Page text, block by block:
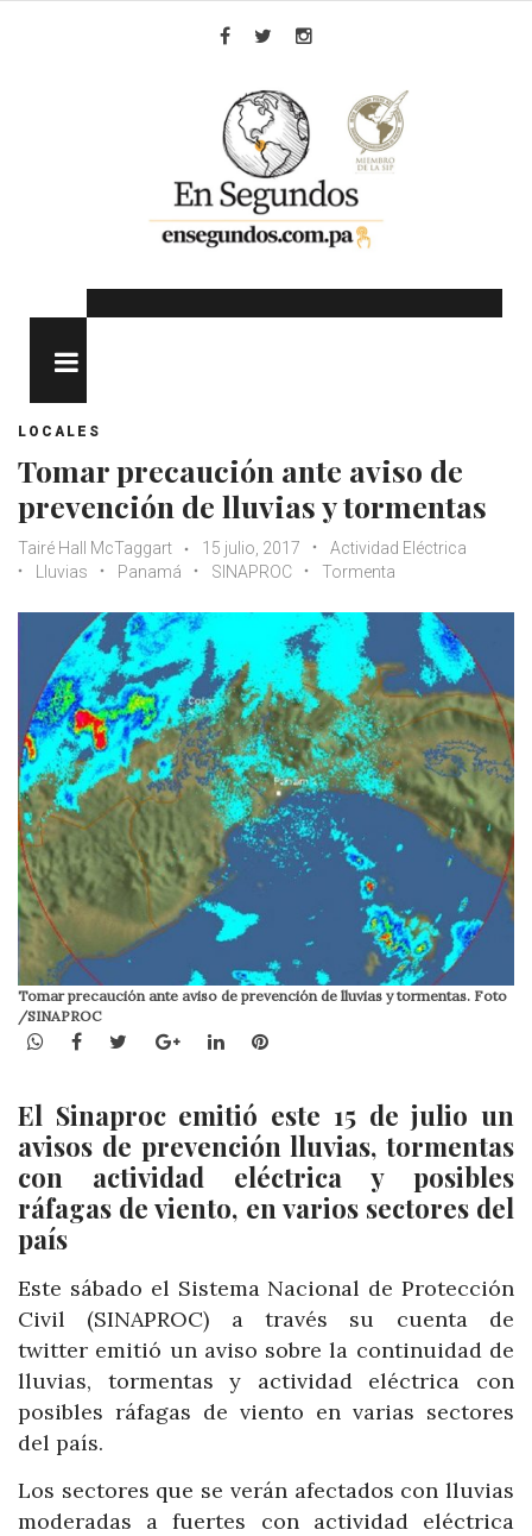
LOCALES
Tomar precaución ante aviso de
prevención de lluvias y tormentas
Tairé Hall McTaggart 15 julio, 2017
Actividad Eléctrica
Lluvias
Panamá SINAPROC Tormenta
Tomar precaución ante aviso de prevención de lluvias y tormentas. Foto
/SINAPROC
WhatsApp
Facebook
TwitterGoogle+LinkedInPinterest
El Sinaproc emitió este 15 de julio un
avisos de prevención lluvias, tormentas
con actividad eléctrica y posibles
ráfagas de viento, en varios sectores del
país
Este sábado el Sistema Nacional de Protección
Civil (SINAPROC) a través su cuenta de
twitter emitió un aviso sobre la continuidad de
lluvias, tormentas y actividad eléctrica con
posibles ráfagas de viento en varias sectores
del país.
Los sectores que se verán afectados con lluvias
moderadas a fuertes con actividad eléctrica